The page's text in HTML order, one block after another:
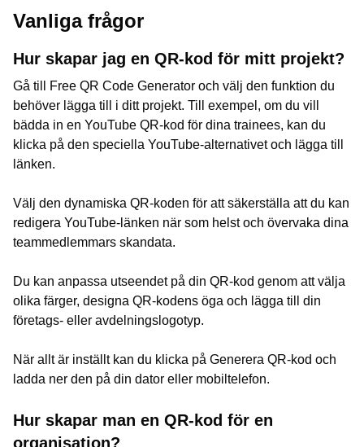
Vanliga frågor
Hur skapar jag en QR-kod för mitt projekt?
Gå till Free QR Code Generator och välj den funktion du
behöver lägga till i ditt projekt. Till exempel, om du vill
bädda in en YouTube QR-kod för dina trainees, kan du
klicka på den speciella YouTube-alternativet och lägga till
länken.
Välj den dynamiska QR-koden för att säkerställa att du kan
redigera YouTube-länken när som helst och övervaka dina
teammedlemmars skandata.
Du kan anpassa utseendet på din QR-kod genom att välja
olika färger, designa QR-kodens öga och lägga till din
företags- eller avdelningslogotyp.
När allt är inställt kan du klicka på Generera QR-kod och
ladda ner den på din dator eller mobiltelefon.
Hur skapar man en QR-kod för en
organisation?